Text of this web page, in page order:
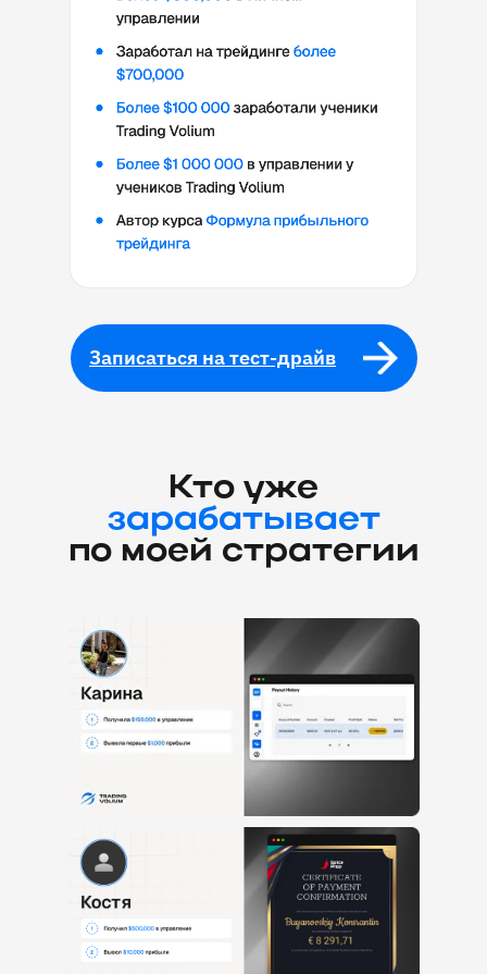
Записаться на тест-драйв
Кто уже
зарабатывает
по моей стратегии